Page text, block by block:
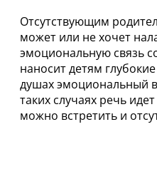
Отсутствующим
может или не хочет
эмоциональную связь
наносит детям
душах эмоциональный
таких случаях речь
можно встретить и